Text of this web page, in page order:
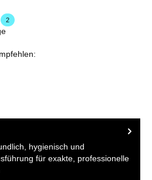
2
hygienisch und
für exakte, professionelle